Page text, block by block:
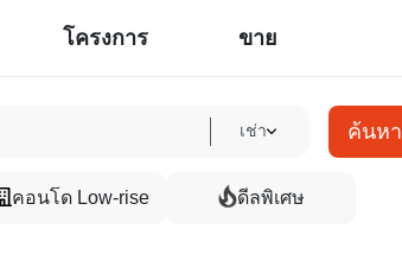
โครงการ ขาย
เช่า ค้นหา
คอนโด Low-rise ดีลพิเศษ